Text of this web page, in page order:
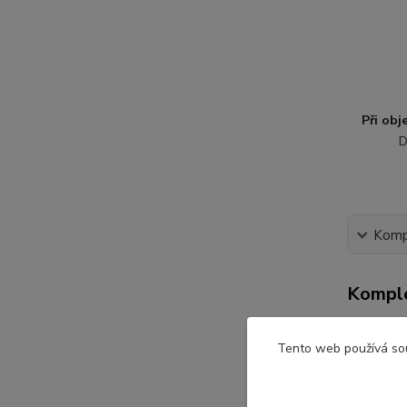
Při
Tento web používá